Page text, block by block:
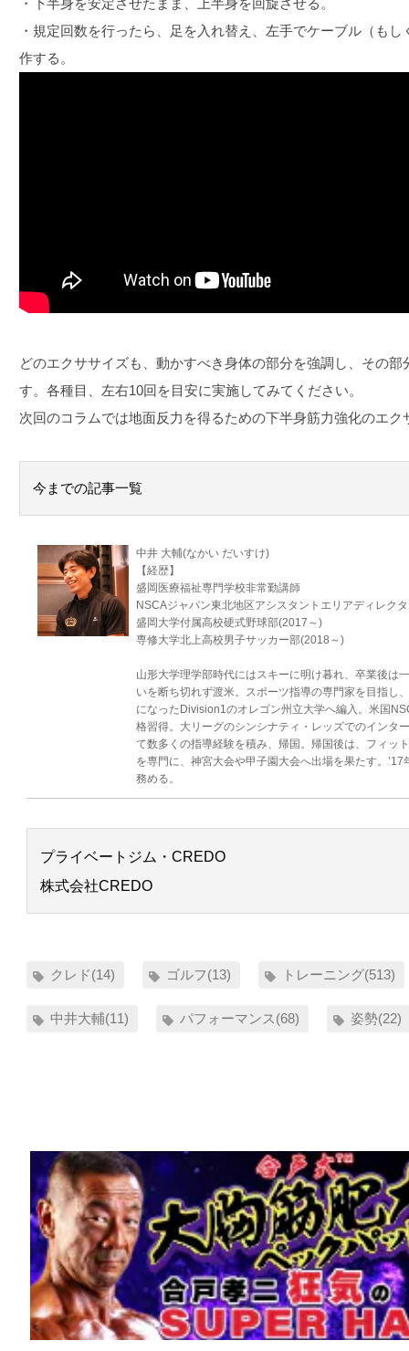
・下半身を安定させたまま、上半身を回旋させる。
・規定回数を行ったら、足を入れ替え、左手でケーブル（も
作する。
どのエクササイズも、動かすべき身体の部分を強調し、その
す。各種目、左右10回を目安に実施してみてください。
次回のコラムでは地面反力を得るための下半身筋力強化のエ
今までの記事一覧
中井 大輔(なかい だいすけ)
【経歴】
盛岡医療福祉専門学校非常勤講師
NSCAジャパン東北地区アシスタントエリアディレク
盛岡大学付属高校硬式野球部(2017～)
専修大学北上高校男子サッカー部(2018～)
山形大学理学部時代にはスキーに明け暮れ、卒業後は
いを断ち切れず渡米。スポーツ指導の専門家を目指し
になったDivision1のオレゴン州立大学へ編入。米国
格習得。大リーグのシンシナティ・レッズでのインタ
て数多くの指導経験を積み、帰国。帰国後は、フィッ
を専門に、神宮大会や甲子園大会へ出場を果たす。
務める。
プライベートジム・CREDO
株式会社CREDO
クレド(14) ゴルフ(13) トレーニング(513)
中井大輔(11) パフォーマンス(68) 姿勢(22)